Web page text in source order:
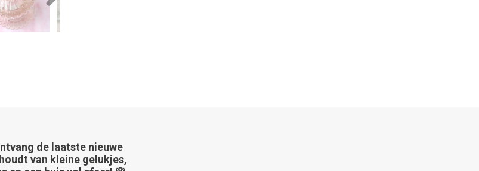
de laatste nieuwe
van kleine gelukjes,